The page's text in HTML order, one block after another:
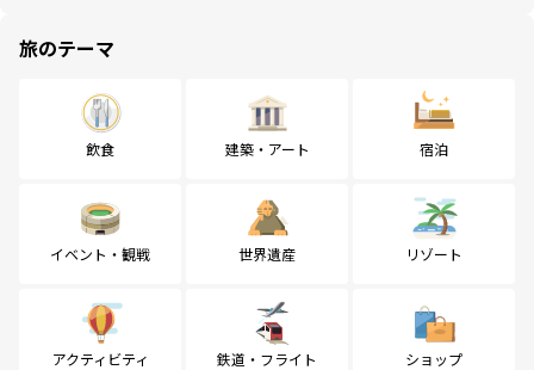
旅のテーマ
飲食 建築・アート 宿泊
イベント・観戦 世界遺産 リゾート
アクティビティ 鉄道・フライト ショップ